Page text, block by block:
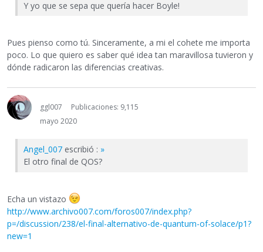
Y yo que se sepa que quería hacer Boyle!
Pues pienso como tú. Sinceramente, a mi el cohete me importa
poco. Lo que quiero es saber qué idea tan maravillosa tuvieron y
dónde radicaron las diferencias creativas.
ggl007
Publicaciones: 9,115
mayo 2020
Angel_007 escribió : »
El otro final de QOS?
Echa un vistazo
http://www.archivo007.com/foros007/index.php?
p=/discussion/238/el-final-alternativo-de-quantum-of-solace/p1?
new=1